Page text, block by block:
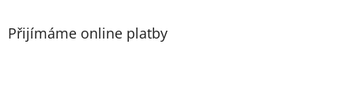
Přijímáme online platby